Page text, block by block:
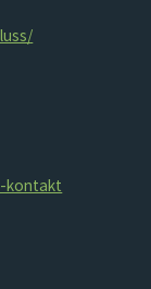
kontakt